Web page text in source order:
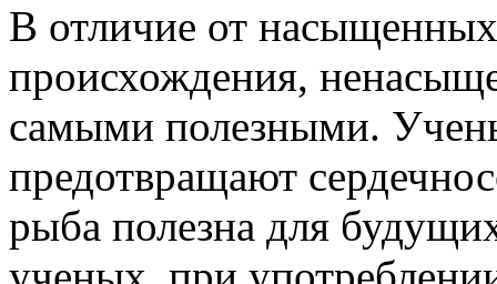
В отличие от
происхождения,
самыми полезными.
предотвращают
рыба полезна для